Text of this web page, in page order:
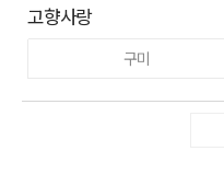
고향사랑
구미